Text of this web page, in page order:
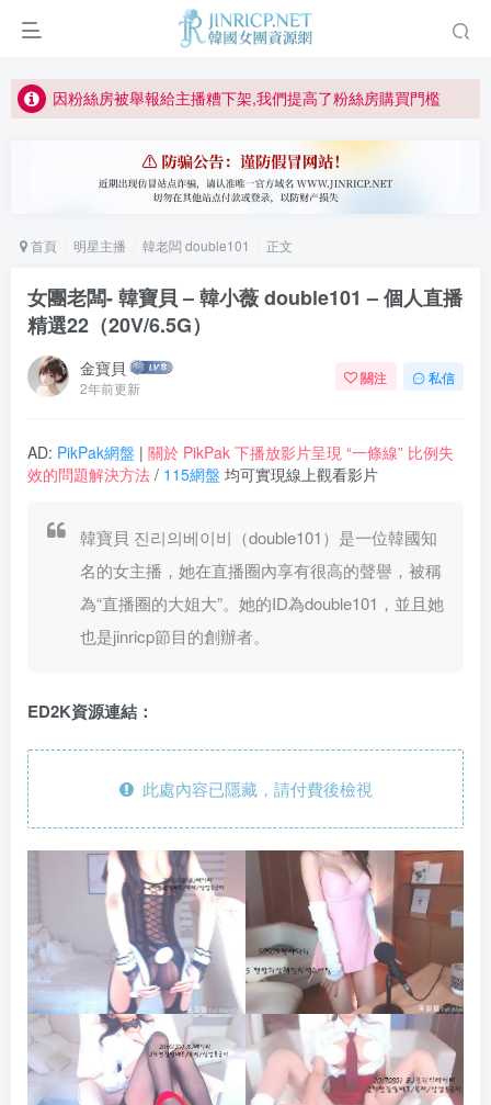
正版宣告: 警惕盜版網站冒充 Jinricp.net [20260605更新]
所有ED2K連結僅支援115網盤/PikPak網盤，其它網盤均不支援
關於 PikPak 下播放影片呈現 “一條線” 的問題報告
如何獲得 Jinricp.net 網站邀請碼
正版宣告: 警惕盜版網站冒充 Jinricp.net [20260605更新]
首頁 明星主播 韓老闆 double101 正文
女團老闆- 韓寶貝 – 韓小薇 double101 – 個人直播
精選22（20V/6.5G）
金寶貝
2年前更新
關注 私信
AD: PikPak網盤 | 關於 PikPak 下播放影片呈現 “一條線” 比例失
效的問題解決方法 / 115網盤 均可實現線上觀看影片
韓寶貝 진리의베이비（double101）是一位韓國知
名的女主播，她在直播圈內享有很高的聲譽，被稱
為“直播圈的大姐大”。她的ID為double101，並且她
也是jinricp節目的創辦者。
ED2K資源連結：
此處內容已隱藏，請付費後檢視